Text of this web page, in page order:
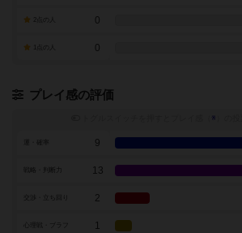
0
0
プレイ感の評価
※
9
戦略・判断力 13
2
1